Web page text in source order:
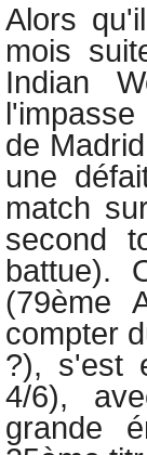
Alors
mois
Indian
de
une
match
second
battue).
(79ème
compter
?), s'est
4/6),
grande